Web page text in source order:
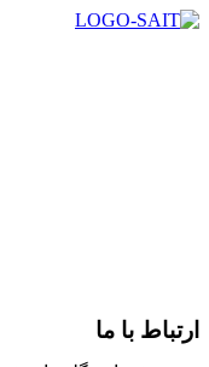
ارتباط با ما